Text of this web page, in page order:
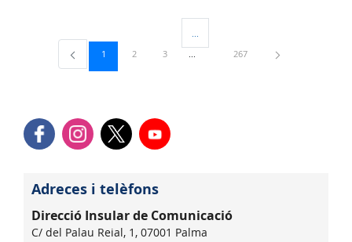
Pàgina
1 Pàgina
2 Pàgina
3
Pàgines intermèdies Utilitzeu TAB per
Pàgina
267
Adreces i telèfons
Direcció Insular de Comunicació
C/ del Palau Reial, 1, 07001 Palma